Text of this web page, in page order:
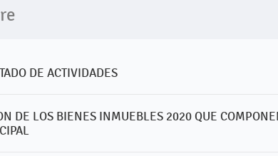
DE ACTIVIDADES
DE LOS BIENES INMUEBLES 2020 QUE